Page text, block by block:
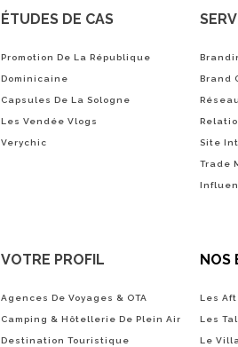
ÉTUDES DE CAS
Promotion De La République
Dominicaine
Capsules De La Sologne
Les Vendée Vlogs
Verychic
Brand
Site
Trade
VOTRE PROFIL
Agences De Voyages & OTA
Camping & Hôtellerie De Plein Air
Destination Touristique
NOS
Les
Les
Le